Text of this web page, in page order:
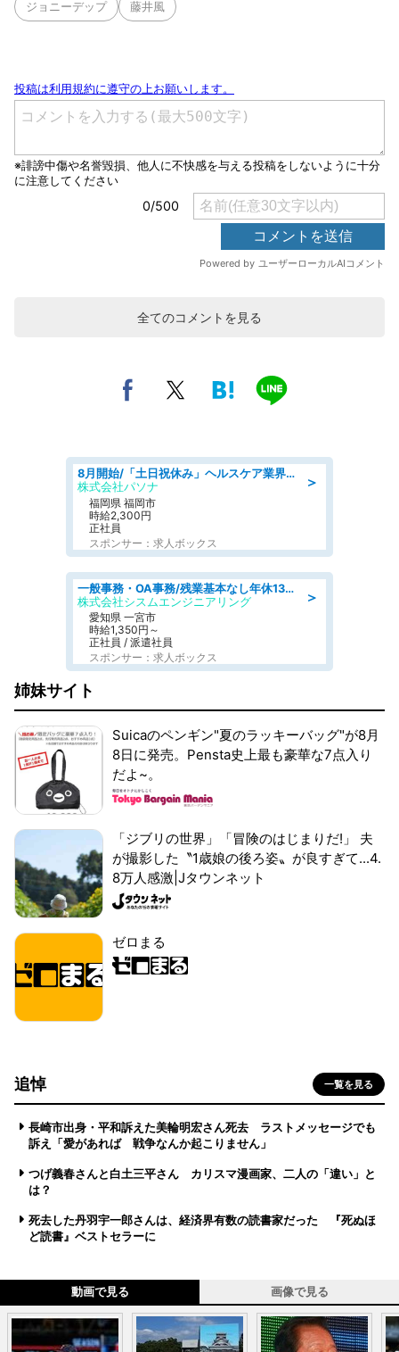
ジョニーデップ 藤井風
全てのコメントを見る
＞
8月開始/「土日祝休み」ヘルスケア業界の産業保健師/高時給/未経験OK/要資格:保健師、正看護師
株式会社パソナ
福岡県 福岡市
時給2,300円
正社員
スポンサー：求人ボックス
＞
一般事務・OA事務/残業基本なし年休130日社保完備の一般・調達事務
株式会社シスムエンジニアリング
愛知県 一宮市
時給1,350円～
正社員 / 派遣社員
スポンサー：求人ボックス
姉妹サイト
Suicaのペンギン"夏のラッキーバッグ"が8月
8日に発売。Pensta史上最も豪華な7点入り
だよ~。
「ジブリの世界」「冒険のはじまりだ!」 夫
が撮影した〝1歳娘の後ろ姿〟が良すぎて...4.
8万人感激|Jタウンネット
ゼロまる
追悼 一覧を見る
長崎市出身・平和訴えた美輪明宏さん死去 ラストメッセージでも
訴え「愛があれば 戦争なんか起こりません」
つげ義春さんと白土三平さん カリスマ漫画家、二人の「違い」と
は？
死去した丹羽宇一郎さんは、経済界有数の読書家だった 『死ぬほ
ど読書』ベストセラーに
動画で見る 画像で見る